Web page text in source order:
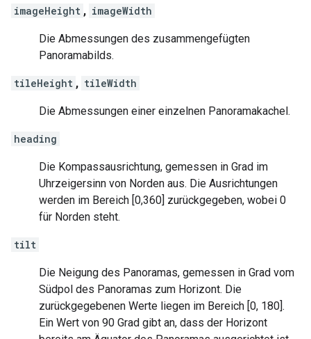
imageHeight , imageWidth
Die Abmessungen des zusammengefügten
Panoramabilds.
tileHeight , tileWidth
Die Abmessungen einer einzelnen Panoramakachel.
heading
Die Kompassausrichtung, gemessen in Grad im
Uhrzeigersinn von Norden aus. Die Ausrichtungen
werden im Bereich [0,360] zurückgegeben, wobei 0
für Norden steht.
tilt
Die Neigung des Panoramas, gemessen in Grad vom
Südpol des Panoramas zum Horizont. Die
zurückgegebenen Werte liegen im Bereich [0, 180].
Ein Wert von 90 Grad gibt an, dass der Horizont